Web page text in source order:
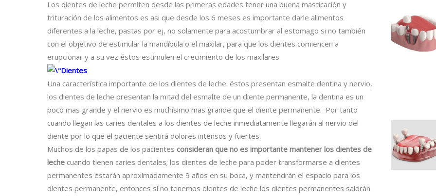
Los dientes de leche permiten desde las primeras edades tener una buena masticación y
trituración de los alimentos es asi que desde los 6 meses es importante darle alimentos
diferentes a la leche, pastas por ej, no solamente para acostumbrar al estomago si no también
con el objetivo de estimular la mandíbula o el maxilar, para que los dientes comiencen a
erupcionar y a su vez éstos estimulen el crecimiento de los maxilares.
Una característica importante de los dientes de leche: éstos presentan esmalte dentina y nervio,
los dientes de leche presentan la mitad del esmalte de un diente permanente, la dentina es un
poco mas grande y el nervio es muchísimo mas grande que el diente permanente. Por tanto
cuando llegan las caries dentales a los dientes de leche inmediatamente llegarán al nervio del
diente por lo que el paciente sentirá dolores intensos y fuertes.
Muchos de los papas de los pacientes consideran que no es importante mantener los dientes de
leche cuando tienen caries dentales; los dientes de leche para poder transformarse a dientes
permanentes estarán aproximadamente 9 años en su boca, y mantendrán el espacio para los
dientes permanente, entonces si no tenemos dientes de leche los dientes permanentes saldrán